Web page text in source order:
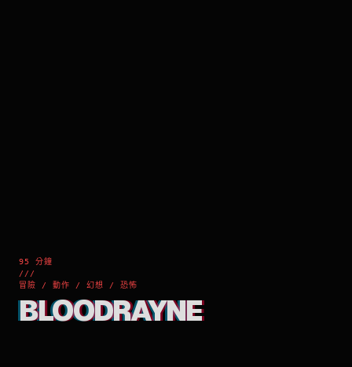
95 分鐘
///
冒險 / 動作 / 幻想 / 恐怖
BLOODRAYNE